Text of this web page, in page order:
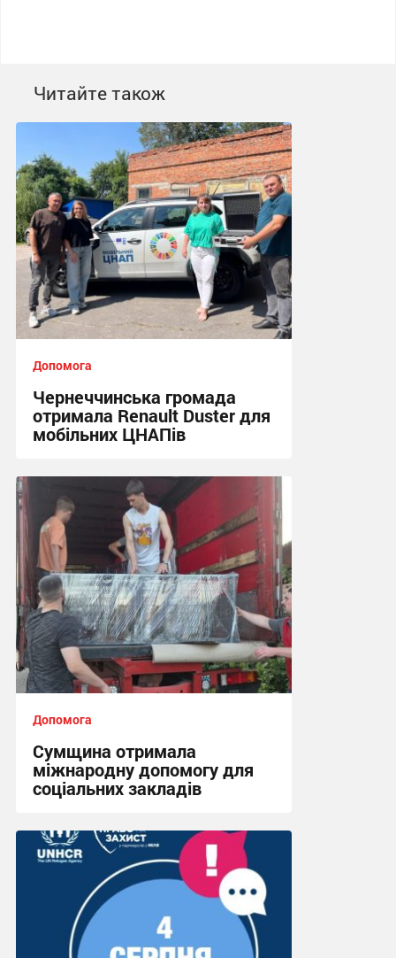
Читайте також
Допомога
Чернеччинська громада
отримала Renault Duster для
мобільних ЦНАПів
16:29 вчора
Допомога
Сумщина отримала
міжнародну допомогу для
соціальних закладів
08:45, 31.07.2026